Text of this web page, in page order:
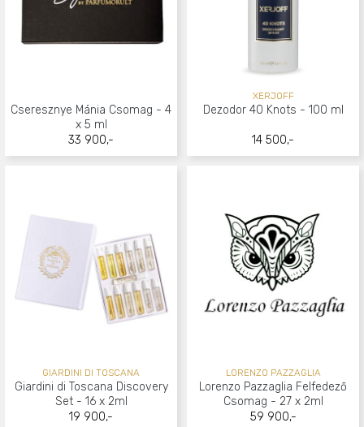
33 900,-
Cseresznye Mánia Csomag - 4
x 5 ml
14 500,-
XERJOFF
Dezodor 40 Knots - 100 ml
19 900,-
GIARDINI DI TOSCANA
Giardini di Toscana Discovery
Set - 16 x 2ml
59 900,-
LORENZO PAZZAGLIA
Lorenzo Pazzaglia Felfedező
Csomag - 27 x 2ml